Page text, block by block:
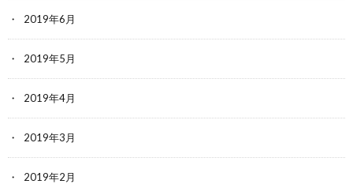
2019年6月
2019年5月
2019年4月
2019年3月
2019年2月